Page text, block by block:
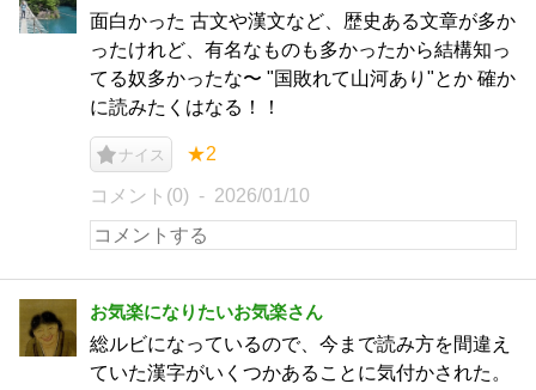
面白かった 古文や漢文など、歴史ある文章が多か
ったけれど、有名なものも多かったから結構知っ
てる奴多かったな〜 "国敗れて山河あり"とか 確か
に読みたくはなる！！
ナイス ★2
コメント(0) 2026/01/10
お気楽になりたいお気楽さん
総ルビになっているので、今まで読み方を間違え
ていた漢字がいくつかあることに気付かされた。